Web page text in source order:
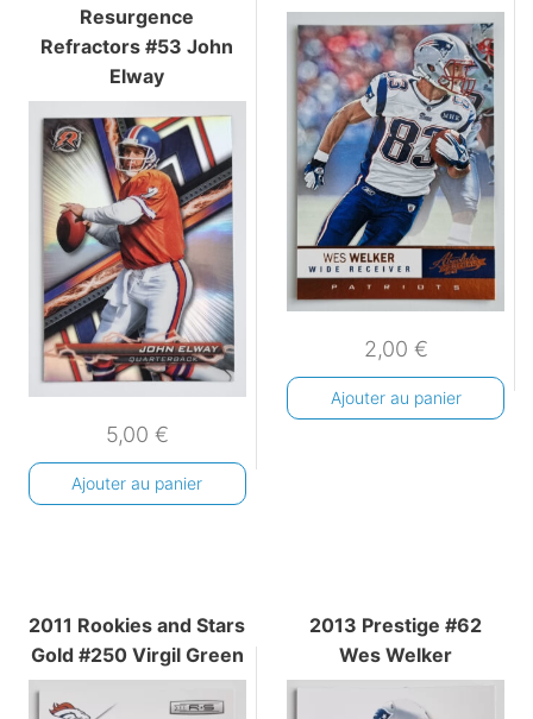
Resurgence
Refractors #53 John
Elway
5,00 €
Ajouter au panier
2,00 €
Ajouter au panier
2011 Rookies and Stars
Gold #250 Virgil Green
2013 Prestige #62
Wes Welker